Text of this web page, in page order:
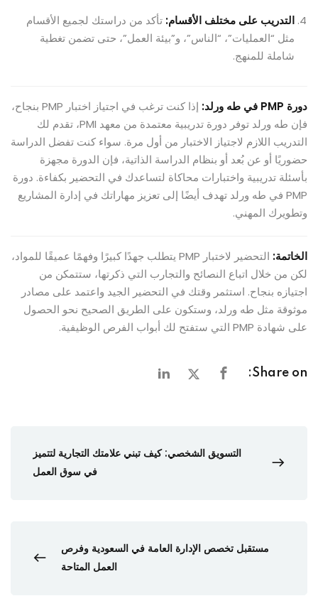
التدريب على مختلف الأقسام: تأكد من دراستك لجميع الأقسام
مثل “العمليات”، “الناس”، و”بيئة العمل”، حتى تضمن تغطية
شاملة للمنهج.
دورة PMP في طه ورلد:
إذا كنت ترغب في اجتياز اختبار PMP بنجاح،
فإن طه ورلد توفر دورة تدريبية معتمدة من معهد PMI، تقدم لك
التدريب اللازم لاجتياز الاختبار من أول مرة. سواء كنت تفضل الدراسة
حضوريًا أو عن بُعد أو بنظام الدراسة الذاتية، فإن الدورة مجهزة
بأسئلة تدريبية واختبارات محاكاة لتساعدك في التحضير بكفاءة. دورة
PMP في طه ورلد تهدف أيضًا إلى تعزيز مهاراتك في إدارة المشاريع
وتطويرك المهني.
الخاتمة:
التحضير لاختبار PMP يتطلب جهدًا كبيرًا وفهمًا عميقًا للمواد،
لكن من خلال اتباع النصائح والتجارب التي ذكرتها، ستتمكن من
اجتيازه بنجاح. استثمر وقتك في التحضير الجيد واعتمد على مصادر
موثوقة مثل طه ورلد، وستكون على الطريق الصحيح نحو الحصول
على شهادة PMP التي ستفتح لك أبواب الفرص الوظيفية.
Share on:
التسويق الشخصي: كيف تبني علامتك التجارية لتتميز
في سوق العمل
مستقبل تخصص الإدارة العامة في السعودية وفرص
العمل المتاحة